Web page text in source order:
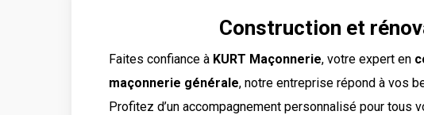
Construction et
Faites confiance à KURT Maçonnerie, votre expert en
maçonnerie générale, notre entreprise répond à vos
Profitez d’un accompagnement personnalisé pour tous